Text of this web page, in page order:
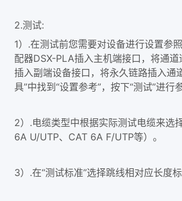
2.测试:
1）.在测试前您需要对设备进行设置参
配器DSX-PLA插入主机端接口，将通
插入副端设备接口，将永久链路插入通
具”中找到“设置参考”，按下“测试”进行
2）.电缆类型中根据实际测试电缆来选
6A U/UTP、CAT 6A F/UTP等）。
3）.在“测试标准”选择跳线相对应长度